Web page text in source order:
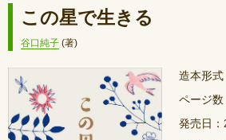
この星で生きる
谷口純子 (著)
造本形式
ページ数
発売日：